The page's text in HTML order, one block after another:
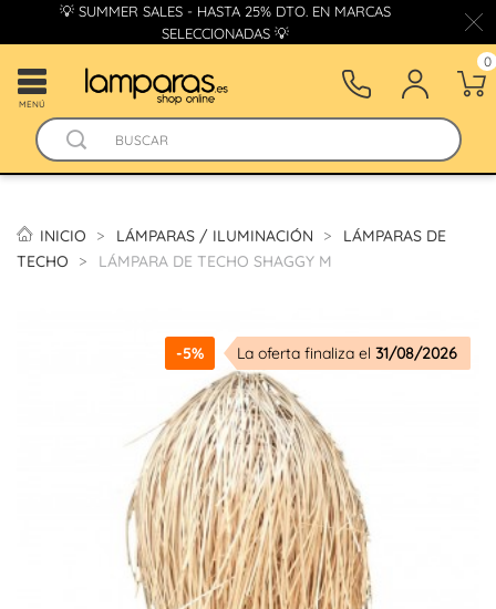
💡 SUMMER SALES - HASTA 25% DTO. EN MARCAS
SELECCIONADAS 💡
MENÚ
0
INICIO LÁMPARAS / ILUMINACIÓN
LÁMPARAS DE
TECHO
LÁMPARA DE TECHO SHAGGY M
-5% La oferta finaliza el 31/08/2026